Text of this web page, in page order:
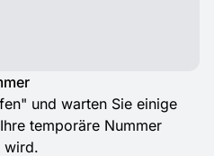
und warten Sie einige
temporäre Nummer
wird.